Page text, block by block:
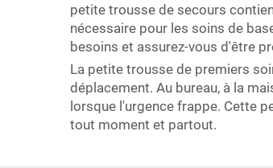
petite trousse de secours
nécessaire pour les soins de
besoins et assurez-vous d'être
La petite trousse de premiers
déplacement. Au bureau, à la
lorsque l'urgence frappe. Cette
tout moment et partout.